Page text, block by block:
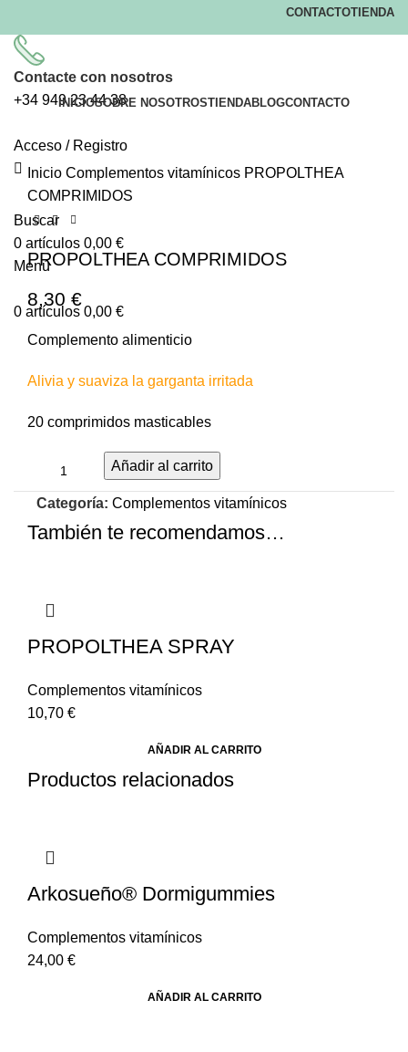
CONTACTOTIENDA
Contacte con nosotros
+34 949 23 44 38
Acceso / Registro
Buscar
0 artículos 0,00 €
Menú
0 artículos 0,00 €
INICIOSOBRE NOSOTROSTIENDABLOGCONTACTO
Clic para ampliar
Inicio Complementos vitamínicos PROPOLTHEA
COMPRIMIDOS
PROPOLTHEA COMPRIMIDOS
8,30 €
Complemento alimenticio
Alivia y suaviza la garganta irritada
20 comprimidos masticables
Añadir al carrito
Categoría: Complementos vitamínicos
También te recomendamos…
PROPOLTHEA SPRAY
Complementos vitamínicos
10,70 €
AÑADIR AL CARRITO
Productos relacionados
Arkosueño® Dormigummies
Complementos vitamínicos
24,00 €
AÑADIR AL CARRITO